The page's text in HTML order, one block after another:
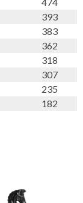
393
383
362
318
307
235
182